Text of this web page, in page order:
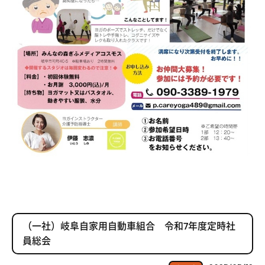
（一社）岐阜自家用自動車組合 令和7年度定時社
員総会